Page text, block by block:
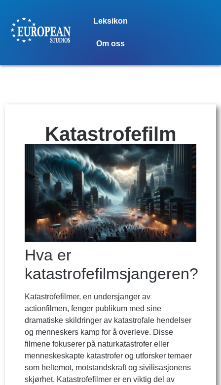
Leksikon
Om oss
Katastrofefilm
Hva er
katastrofefilmsjangeren?
Katastrofefilmer, en undersjanger av
actionfilmen, fenger publikum med sine
dramatiske skildringer av katastrofale hendelser
og menneskers kamp for å overleve. Disse
filmene fokuserer på naturkatastrofer eller
menneskeskapte katastrofer og utforsker temaer
som heltemot, motstandskraft og sivilisasjonens
skjørhet. Katastrofefilmer er en viktig del av